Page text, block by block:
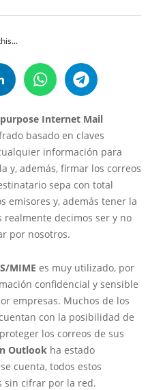
Internet Mail
basado en claves
información para
y, además, firmar los correos
sepa con total
emisores y, además tener la
decimos ser y no
por nosotros.
MIME es muy utilizado, por
confidencial y sensible
empresas. Muchos de los
con la posibilidad de
los correos de sus
Outlook ha estado
cuenta, todos estos
sin cifrar por la red.